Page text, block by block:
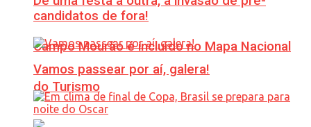
Campo Mourão é incluído no Mapa Nacional
do Turismo
candidatos de fora!
Vamos passear por aí, galera!